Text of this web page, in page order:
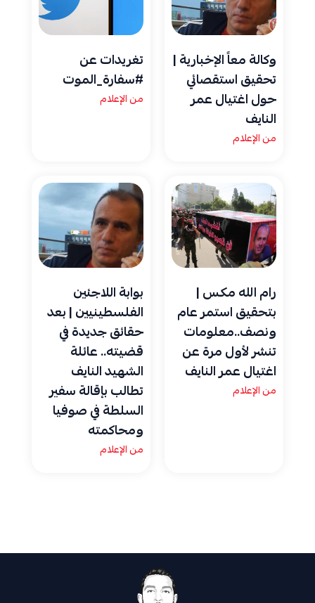
وكالة معاً الإخبارية |
تحقيق استقصائي
حول اغتيال عمر
النايف
من الإعلام
تغريدات عن
#سفارة_الموت
من الإعلام
رام الله مكس |
بتحقيق استمر عام
ونصف..معلومات
تنشر لأول مرة عن
اغتيال عمر النايف
من الإعلام
بوابة اللاجئين
الفلسطينيين | بعد
حقائق جديدة في
قضيته.. عائلة
الشهيد النايف
تطالب بإقالة سفير
السلطة في صوفيا
ومحاكمته
من الإعلام